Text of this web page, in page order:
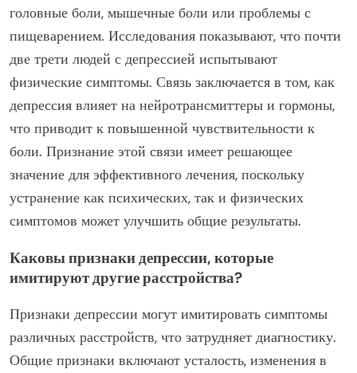
головные боли, мышечные боли или проблемы с
пищеварением. Исследования показывают, что почти
две трети людей с депрессией испытывают
физические симптомы. Связь заключается в том, как
депрессия влияет на нейротрансмиттеры и гормоны,
что приводит к повышенной чувствительности к
боли. Признание этой связи имеет решающее
значение для эффективного лечения, поскольку
устранение как психических, так и физических
симптомов может улучшить общие результаты.
Каковы признаки депрессии, которые
имитируют другие расстройства?
Признаки депрессии могут имитировать симптомы
различных расстройств, что затрудняет диагностику.
Общие признаки включают усталость, изменения в